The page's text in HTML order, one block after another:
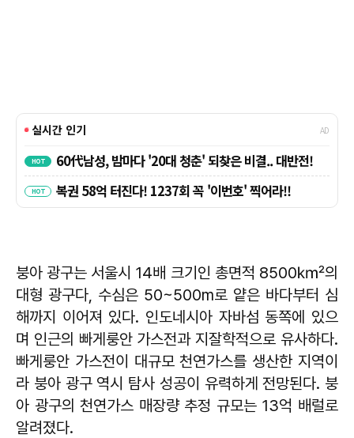
붕아 광구는 서울시 14배 크기인 총면적 8500㎢의
대형 광구다, 수심은 50~500m로 얕은 바다부터 심
해까지 이어져 있다. 인도네시아 자바섬 동쪽에 있으
며 인근의 빠게룽안 가스전과 지잘학적으로 유사하다.
빠게룽안 가스전이 대규모 천연가스를 생산한 지역이
라 붕아 광구 역시 탐사 성공이 유력하게 전망된다. 붕
아 광구의 천연가스 매장량 추정 규모는 13억 배럴로
알려졌다.